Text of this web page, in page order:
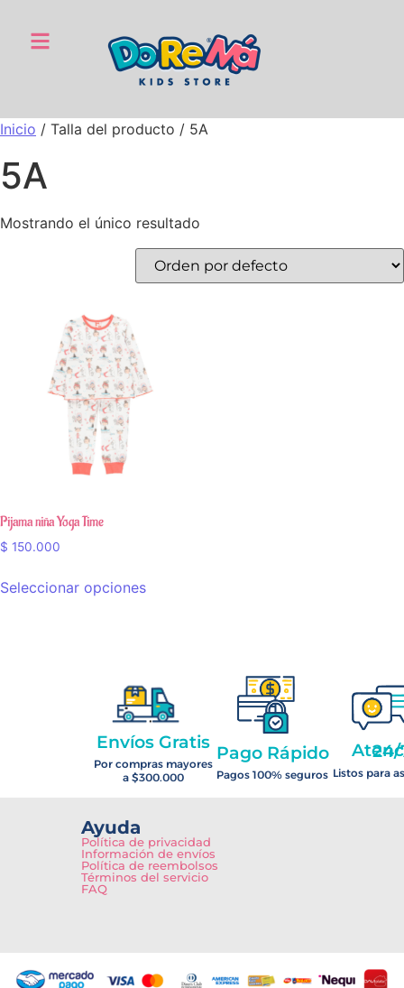
Inicio / Talla del producto / 5A
5A
Mostrando el único resultado
Pijama niña Yoga Time
$ 150.000
Seleccionar opciones
Envíos Gratis
Por compras mayores
a $300.000
Pago Rápido
Pagos 100% seguros
Atención
Listos para
Ayuda
Política de privacidad
Información de envíos
Política de reembolsos
Términos del servicio
FAQ